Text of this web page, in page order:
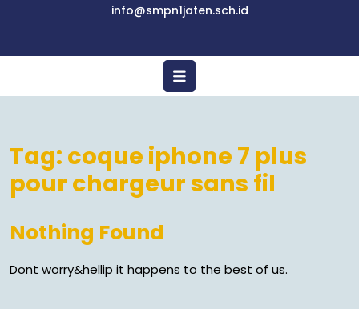
info@smpn1jaten.sch.id
Tag: coque iphone 7 plus
pour chargeur sans fil
Nothing Found
Dont worry&hellip it happens to the best of us.